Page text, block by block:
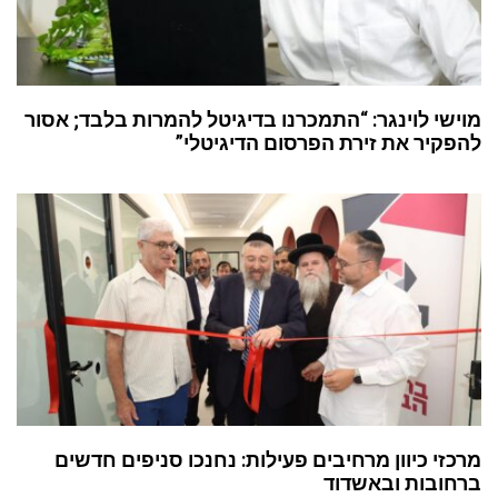
מוישי לוינגר: “התמכרנו בדיגיטל להמרות בלבד; אסור
להפקיר את זירת הפרסום הדיגיטלי”
מרכזי כיוון מרחיבים פעילות: נחנכו סניפים חדשים
ברחובות ובאשדוד